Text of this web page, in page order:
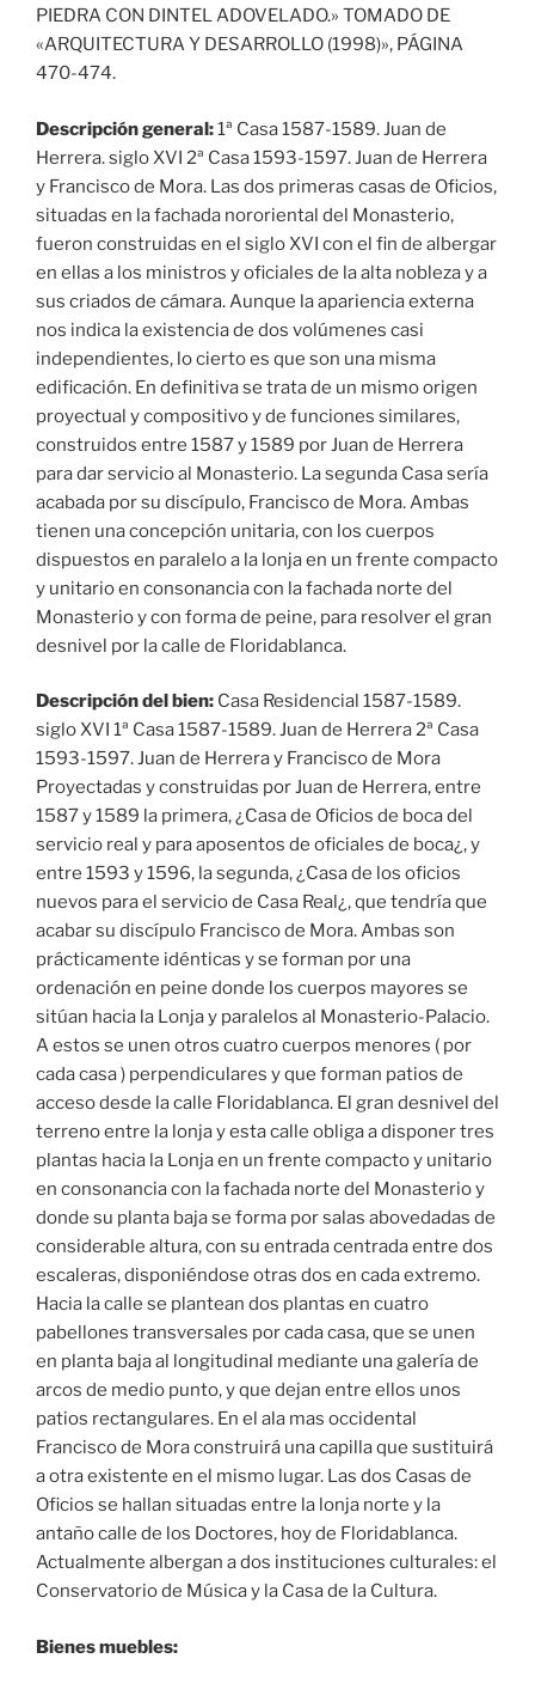
PIEDRA CON DINTEL ADOVELADO.» TOMADO DE
«ARQUITECTURA Y DESARROLLO (1998)», PÁGINA
470-474.
Descripción general:1ª Casa 1587-1589. Juan de
Herrera. siglo XVI 2ª Casa 1593-1597. Juan de Herrera
y Francisco de Mora. Las dos primeras casas de Oficios,
situadas en la fachada nororiental del Monasterio,
fueron construidas en el siglo XVI con el fin de albergar
en ellas a los ministros y oficiales de la alta nobleza y a
sus criados de cámara. Aunque la apariencia externa
nos indica la existencia de dos volúmenes casi
independientes, lo cierto es que son una misma
edificación. En definitiva se trata de un mismo origen
proyectual y compositivo y de funciones similares,
construidos entre 1587 y 1589 por Juan de Herrera
para dar servicio al Monasterio. La segunda Casa sería
acabada por su discípulo, Francisco de Mora. Ambas
tienen una concepción unitaria, con los cuerpos
dispuestos en paralelo a la lonja en un frente compacto
y unitario en consonancia con la fachada norte del
Monasterio y con forma de peine, para resolver el gran
desnivel por la calle de Floridablanca.
Descripción del bien: Casa Residencial 1587-1589.
siglo XVI 1ª Casa 1587-1589. Juan de Herrera 2ª Casa
1593-1597. Juan de Herrera y Francisco de Mora
Proyectadas y construidas por Juan de Herrera, entre
1587 y 1589 la primera, ¿Casa de Oficios de boca del
servicio real y para aposentos de oficiales de boca¿, y
entre 1593 y 1596, la segunda, ¿Casa de los oficios
nuevos para el servicio de Casa Real¿, que tendría que
acabar su discípulo Francisco de Mora. Ambas son
prácticamente idénticas y se forman por una
ordenación en peine donde los cuerpos mayores se
sitúan hacia la Lonja y paralelos al Monasterio-Palacio.
A estos se unen otros cuatro cuerpos menores ( por
cada casa ) perpendiculares y que forman patios de
acceso desde la calle Floridablanca. El gran desnivel del
terreno entre la lonja y esta calle obliga a disponer tres
plantas hacia la Lonja en un frente compacto y unitario
en consonancia con la fachada norte del Monasterio y
donde su planta baja se forma por salas abovedadas de
considerable altura, con su entrada centrada entre dos
escaleras, disponiéndose otras dos en cada extremo.
Hacia la calle se plantean dos plantas en cuatro
pabellones transversales por cada casa, que se unen
en planta baja al longitudinal mediante una galería de
arcos de medio punto, y que dejan entre ellos unos
patios rectangulares. En el ala mas occidental
Francisco de Mora construirá una capilla que sustituirá
a otra existente en el mismo lugar. Las dos Casas de
Oficios se hallan situadas entre la lonja norte y la
antaño calle de los Doctores, hoy de Floridablanca.
Actualmente albergan a dos instituciones culturales: el
Conservatorio de Música y la Casa de la Cultura.
Bienes muebles: